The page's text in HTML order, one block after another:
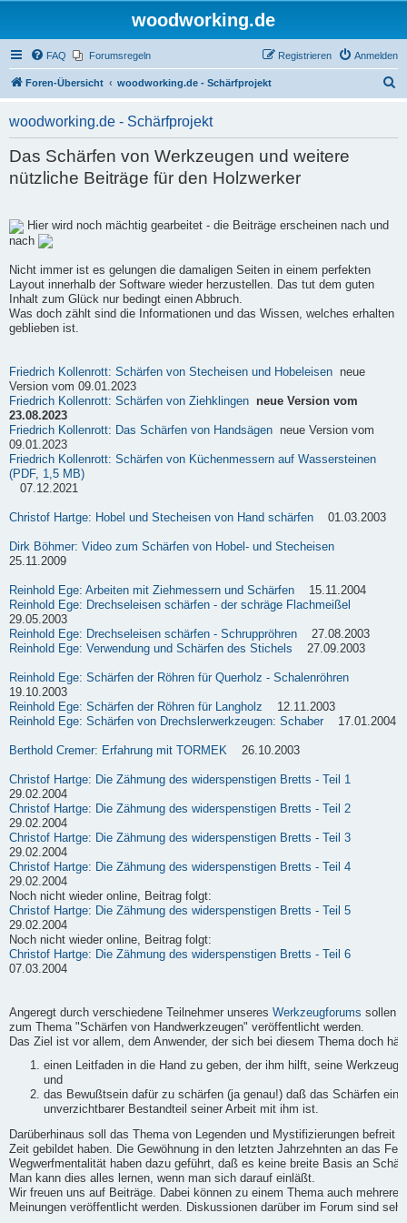
woodworking.de
FAQ Forumsregeln Anmelden
Registrieren
Foren-Übersicht woodworking.de - Schärfprojekt
woodworking.de - Schärfprojekt
Das Schärfen von Werkzeugen und weitere
nützliche Beiträge für den Holzwerker
Hier wird noch mächtig gearbeitet - die Beiträge erscheinen nach und
nach
Nicht immer ist es gelungen die damaligen Seiten in einem perfekten
Layout innerhalb der Software wieder herzustellen. Das tut dem guten
Inhalt zum Glück nur bedingt einen Abbruch.
Was doch zählt sind die Informationen und das Wissen, welches erhalten
geblieben ist.
Friedrich Kollenrott: Schärfen von Stecheisen und Hobeleisen neue
Version vom 09.01.2023
Friedrich Kollenrott: Schärfen von Ziehklingen
neue Version vom
23.08.2023
Friedrich Kollenrott: Das Schärfen von Handsägen neue Version vom
09.01.2023
Friedrich Kollenrott: Schärfen von Küchenmessern auf Wassersteinen
(PDF, 1,5 MB)
07.12.2021
Christof Hartge: Hobel und Stecheisen von Hand schärfen 01.03.2003
Dirk Böhmer: Video zum Schärfen von Hobel- und Stecheisen
25.11.2009
Reinhold Ege: Arbeiten mit Ziehmessern und Schärfen 15.11.2004
Reinhold Ege: Drechseleisen schärfen - der schräge Flachmeißel
29.05.2003
Reinhold Ege: Drechseleisen schärfen - Schruppröhren 27.08.2003
Reinhold Ege: Verwendung und Schärfen des Stichels 27.09.2003
Reinhold Ege: Schärfen der Röhren für Querholz - Schalenröhren
19.10.2003
Reinhold Ege: Schärfen der Röhren für Langholz 12.11.2003
Reinhold Ege: Schärfen von Drechslerwerkzeugen: Schaber 17.01.2004
Berthold Cremer: Erfahrung mit TORMEK 26.10.2003
Christof Hartge: Die Zähmung des widerspenstigen Bretts - Teil 1
29.02.2004
Christof Hartge: Die Zähmung des widerspenstigen Bretts - Teil 2
29.02.2004
Christof Hartge: Die Zähmung des widerspenstigen Bretts - Teil 3
29.02.2004
Christof Hartge: Die Zähmung des widerspenstigen Bretts - Teil 4
29.02.2004
Noch nicht wieder online, Beitrag folgt:
Christof Hartge: Die Zähmung des widerspenstigen Bretts - Teil 5
29.02.2004
Noch nicht wieder online, Beitrag folgt:
Christof Hartge: Die Zähmung des widerspenstigen Bretts - Teil 6
07.03.2004
Angeregt durch verschiedene Teilnehmer unseres Werkzeugforums sollen
zum Thema "Schärfen von Handwerkzeugen" veröffentlicht werden.
Das Ziel ist vor allem, dem Anwender, der sich bei diesem Thema doch
einen Leitfaden in die Hand zu geben, der ihm hilft, seine
und
das Bewußtsein dafür zu schärfen (ja genau!) daß das Schärfen
unverzichtbarer Bestandteil seiner Arbeit mit ihm ist.
Darüberhinaus soll das Thema von Legenden und Mystifizierungen befreit
Zeit gebildet haben. Die Gewöhnung in den letzten Jahrzehnten an das
Wegwerfmentalität haben dazu geführt, daß es keine breite Basis an
Man kann dies alles lernen, wenn man sich darauf einläßt.
Wir freuen uns auf Beiträge. Dabei können zu einem Thema auch mehrere
Meinungen veröffentlicht werden. Diskussionen darüber im Forum sind